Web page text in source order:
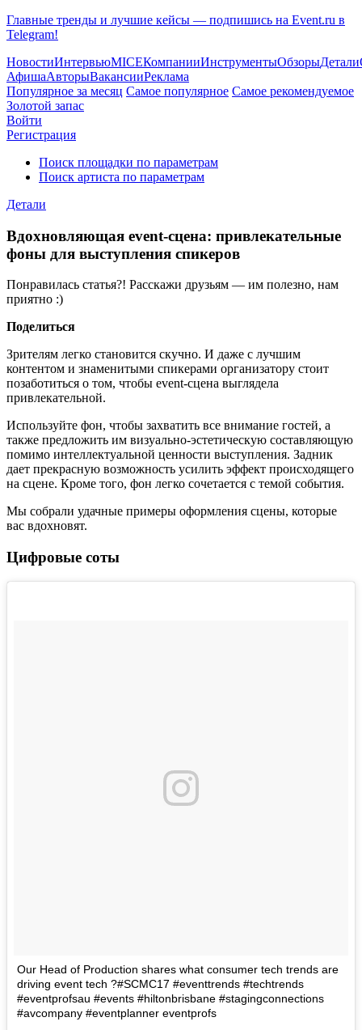
Главные тренды и лучшие кейсы — подпишись на Event.ru в
Telegram!
НовостиИнтервьюMICEКомпанииИнструментыОбзорыДетали
АфишаАвторыВакансииРеклама
Популярное за месяц Самое популярное Самое рекомендуемое
Золотой запас
Войти
Регистрация
Поиск площадки по параметрам
Поиск артиста по параметрам
Детали
Вдохновляющая event-сцена: привлекательные
фоны для выступления спикеров
Понравилась статья?! Расскажи друзьям — им полезно, нам
приятно :)
Поделиться
Зрителям легко становится скучно. И даже с лучшим
контентом и знаменитыми спикерами организатору стоит
позаботиться о том, чтобы event-сцена выглядела
привлекательной.
Используйте фон, чтобы захватить все внимание гостей, а
также предложить им визуально-эстетическую составляющую
помимо интеллектуальной ценности выступления. Задник
дает прекрасную возможность усилить эффект происходящего
на сцене. Кроме того, фон легко сочетается с темой события.
Мы собрали удачные примеры оформления сцены, которые
вас вдохновят.
Цифровые соты
Our Head of Production shares what consumer tech trends are
driving event tech ?#SCMC17 #eventtrends #techtrends
#eventprofsau #events #hiltonbrisbane #stagingconnections
#avcompany #eventplanner eventprofs